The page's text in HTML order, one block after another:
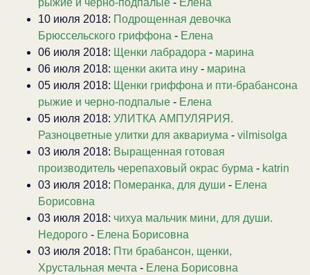
рыжие и черно-подпалые - Елена
10 июля 2018: Подрощенная девочка
Брюссельского гриффона - Елена
06 июля 2018: Щенки лабрадора - марина
06 июля 2018: щенки акита ину - марина
05 июля 2018: Щенки гриффона и пти-брабансона
рыжие и черно-подпалые - Елена
05 июля 2018: УЛИТКА АМПУЛЯРИЯ.
Разноцветные улитки для аквариума - vilmisolga
03 июля 2018: Выращенная готовая
производитель черепаховый окрас бурма - katrin
03 июля 2018: Померанка, для души - Елена
Борисовна
03 июля 2018: чихуа мальчик мини, для души.
Недорого - Елена Борисовна
03 июля 2018: Пти брабансон, щенки,
Хрустальная мечта - Елена Борисовна